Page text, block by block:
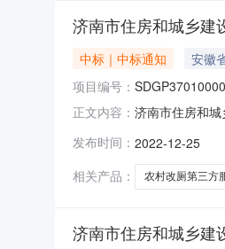
济南市住房和城乡建
中标｜中标通知
安徽
项目编号：
正文内容： 济南市住房和
发布时间： 2022-12-25
相关产品：
农村改厕第三方
济南市住房和城乡建